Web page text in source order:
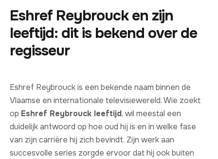
Eshref Reybrouck en zijn
leeftijd: dit is bekend over de
regisseur
Eshref Reybrouck is een bekende naam binnen de
Vlaamse en internationale televisiewereld. Wie zoekt
op Eshref Reybrouck leeftijd, wil meestal een
duidelijk antwoord op hoe oud hij is en in welke fase
van zijn carrière hij zich bevindt. Zijn werk aan
succesvolle series zorgde ervoor dat hij ook buiten